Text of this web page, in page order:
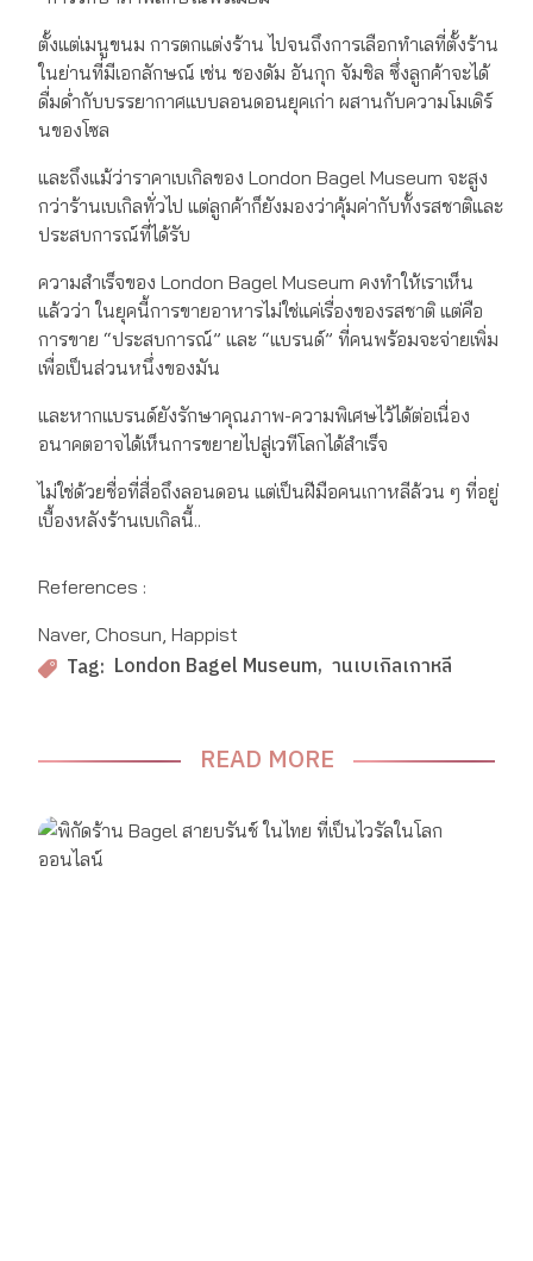
ตั้งแต่เมนูขนม การตกแต่งร้าน ไปจนถึงการเลือกทำเลที่ตั้งร้าน
ในย่านที่มีเอกลักษณ์ เช่น ชองดัม อันกุก จัมชิล ซึ่งลูกค้าจะได้
ดื่มด่ำกับบรรยากาศแบบลอนดอนยุคเก่า ผสานกับความโมเดิร์
นของโซล
และถึงแม้ว่าราคาเบเกิลของ London Bagel Museum จะสูง
กว่าร้านเบเกิลทั่วไป แต่ลูกค้าก็ยังมองว่าคุ้มค่ากับทั้งรสชาติและ
ประสบการณ์ที่ได้รับ
ความสำเร็จของ London Bagel Museum คงทำให้เราเห็น
แล้วว่า ในยุคนี้การขายอาหารไม่ใช่แค่เรื่องของรสชาติ แต่คือ
การขาย “ประสบการณ์” และ “แบรนด์” ที่คนพร้อมจะจ่ายเพิ่ม
เพื่อเป็นส่วนหนึ่งของมัน
และหากแบรนด์ยังรักษาคุณภาพ-ความพิเศษไว้ได้ต่อเนื่อง
อนาคตอาจได้เห็นการขยายไปสู่เวทีโลกได้สำเร็จ
ไม่ใช่ด้วยชื่อที่สื่อถึงลอนดอน แต่เป็นฝีมือคนเกาหลีล้วน ๆ ที่อยู่
เบื้องหลังร้านเบเกิลนี้..
References :
Naver, Chosun, Happist
Tag: London Bagel Museum านเบเกิลเกาหลี
READ MORE